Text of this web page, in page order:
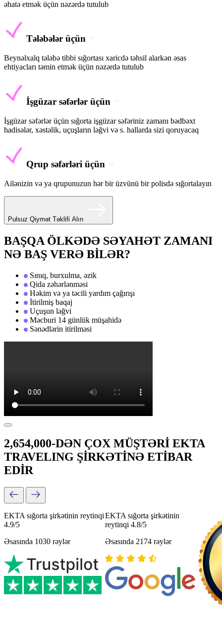
əhatə etmək üçün nəzərdə tutulub
Tələbələr üçün
Beynəlxalq tələbə tibbi sığortası xaricdə təhsil alarkən əsas
ehtiyacları təmin etmək üçün nəzərdə tutulub
İşgüzar səfərlər üçün
İşgüzar səfərlər üçün sığorta işgüzar səfəriniz zamanı bədbəxt
hadisələr, xəstəlik, uçuşların ləğvi və s. hallarda sizi qoruyacaq
Qrup səfərləri üçün
Ailənizin və ya qrupunuzun hər bir üzvünü bir polisdə sığortalayın
Pulsuz Qiymət Təklifi Alın
BAŞQA ÖLKƏDƏ SƏYAHƏT ZAMANI
NƏ BAŞ VERƏ BİLƏR?
Sınıq, burxulma, əzik
Qida zəhərlənməsi
Həkim və ya təcili yardım çağırışı
İtirilmiş baqaj
Uçuşun ləğvi
Məcburi 14 günlük müşahidə
Sənədlərin itirilməsi
2,654,000-DƏN ÇOX MÜŞTƏRİ EKTA
TRAVELING ŞİRKƏTİNƏ ETİBAR
EDİR
EKTA sığorta şirkətinin reytinqi
4.9/5
Əsasında 1030 rəylər
EKTA sığorta şirkətinin
reytinqi 4.8/5
Əsasında 2174 rəylər